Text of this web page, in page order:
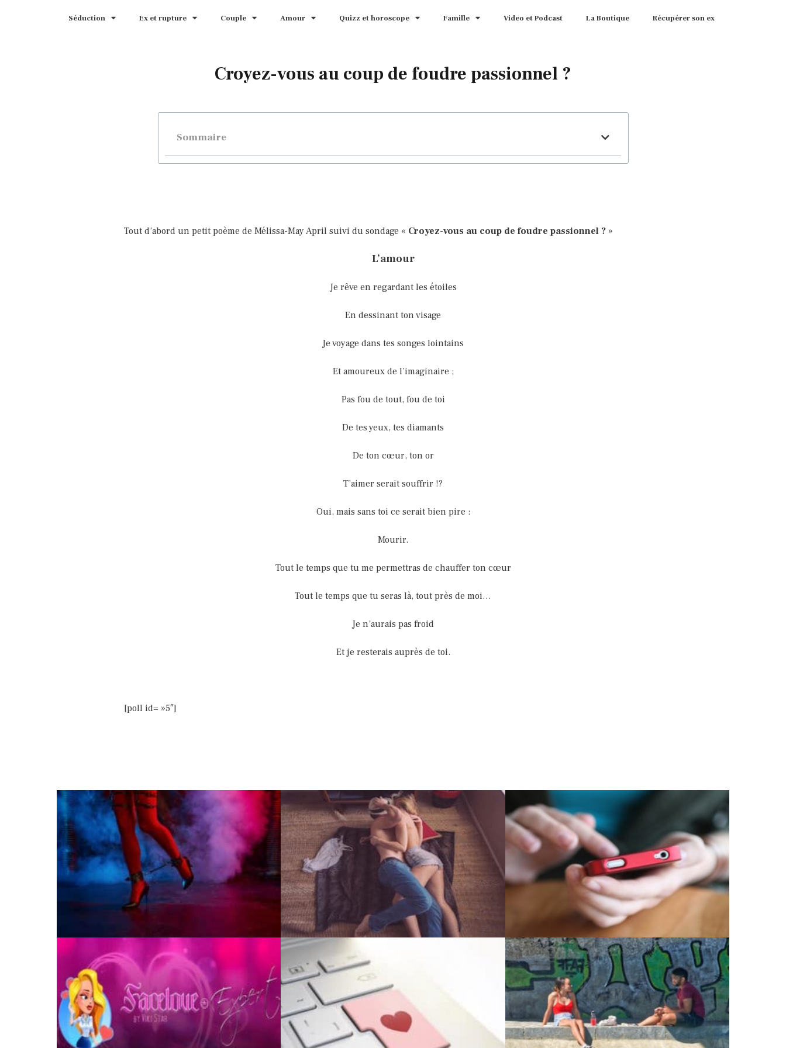
Séduction Ex et rupture Couple Amour Quizz et horoscope Famille Video et Podcast La Boutique Récupérer son ex
Croyez-vous au coup de foudre passionnel ?
Sommaire
Tout d’abord un petit poème de Mélissa-May April suivi du sondage « Croyez-vous au coup de foudre passionnel ? »
L’amour
Je rêve en regardant les étoiles
En dessinant ton visage
Je voyage dans tes songes lointains
Et amoureux de l’imaginaire ;
Pas fou de tout, fou de toi
De tes yeux, tes diamants
De ton cœur, ton or
T’aimer serait souffrir !?
Oui, mais sans toi ce serait bien pire :
Mourir.
Tout le temps que tu me permettras de chauffer ton cœur
Tout le temps que tu seras là, tout près de moi…
Je n’aurais pas froid
Et je resterais auprès de toi.
[poll id= »5″]